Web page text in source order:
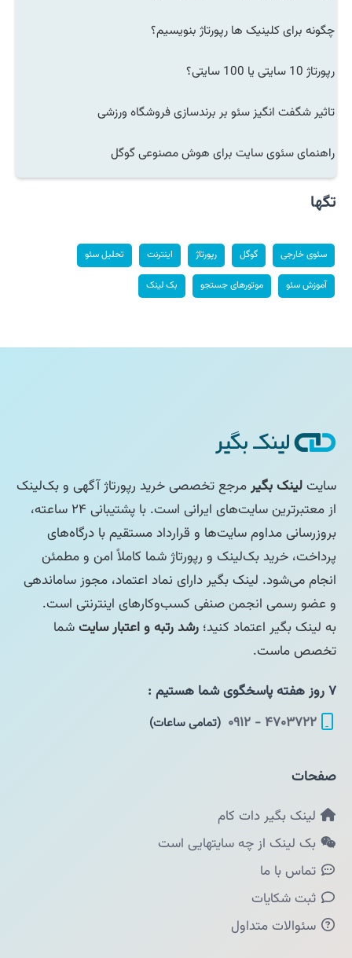
چگونه برای کلینیک ها رپورتاژ بنویسیم؟
رپورتاژ 10 سایتی یا 100 سایتی؟
تاثیر شگفت انگیز سئو بر برندسازی فروشگاه ورزشی
راهنمای سئوی سایت برای هوش مصنوعی گوگل
تگها
سئوی خارجی گوگل رپورتاژ اینترنت تحلیل سئو
آموزش سئو موتورهای جستجو بک لینک
سایتلینک بگیرمرجع تخصصی خرید رپورتاژ آگهی و بک‌لینک
از معتبرترین سایت‌های ایرانی است. با پشتیبانی ۲۴ ساعته،
بروزرسانی مداوم سایت‌ها و قرارداد مستقیم با درگاه‌های
پرداخت، خرید بک‌لینک و رپورتاژ شما کاملاً امن و مطمئن
انجام می‌شود. لینک بگیر دارای نماد اعتماد، مجوز ساماندهی
و عضو رسمی انجمن صنفی کسب‌وکارهای اینترنتی است.
به لینک بگیر اعتماد کنید؛ رشد رتبه و اعتبار سایتشما
تخصص ماست.
۷ روز هفته پاسخگوی شما هستیم :
۴۷۰۳۷۲۲ - ۰۹۱۲
(تمامی ساعات)
صفحات
لینک بگیر دات کام
بک لینک از چه سایتهایی است
تماس با ما
ثبت شکایات
سئوالات متداول